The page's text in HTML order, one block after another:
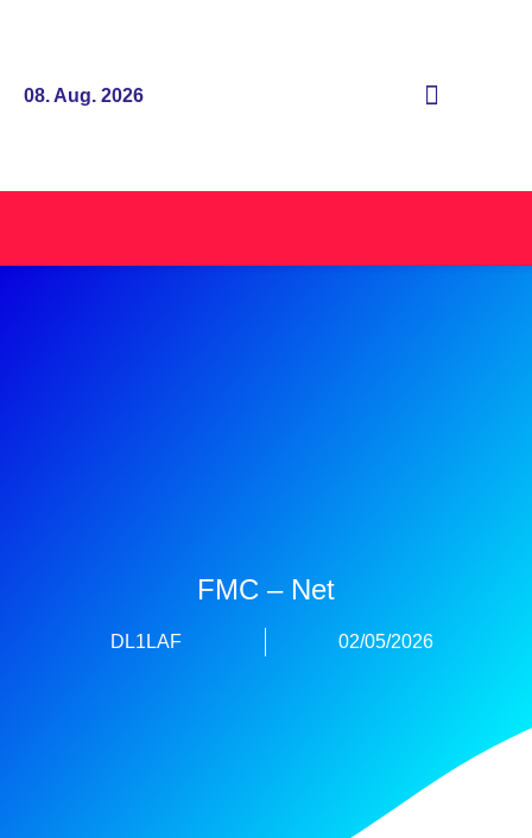
08. Aug. 2026
FMC – Net
DL1LAF 02/05/2026